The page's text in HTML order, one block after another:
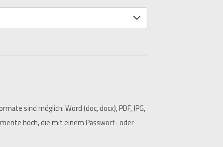
sind möglich: Word (doc, docx), PDF, JPG,
hoch, die mit einem Passwort- oder